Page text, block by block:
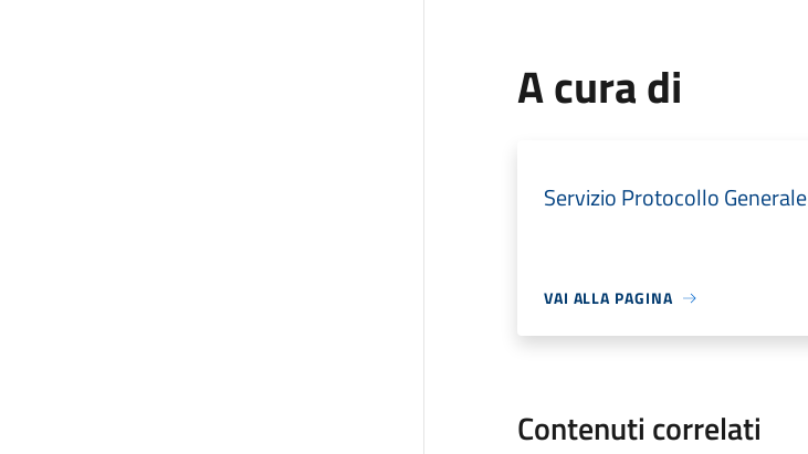
A cura di
Servizio Protocollo Generale
VAI ALLA PAGINA
Contenuti correlati